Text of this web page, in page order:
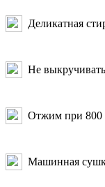
Деликатная
Не выкручивать
Отжим при 800
Машинная